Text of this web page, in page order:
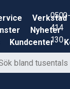
Verkstad
Nyheter
Kundcenter
0500-
414
130